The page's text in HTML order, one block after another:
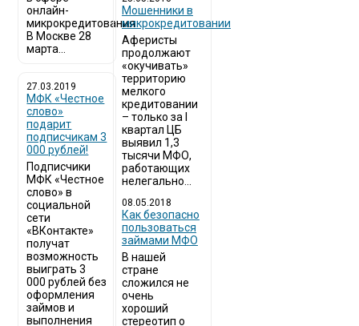
онлайн-
микрокредитования
В Москве 28
марта...
27.03.2019
МФК «Честное
слово»
подарит
подписчикам 3
000 рублей!
Подписчики
МФК «Честное
слово» в
социальной
сети
«ВКонтакте»
получат
возможность
выиграть 3
000 рублей без
оформления
займов и
выполнения
Мошенники в
микрокредитовании
Аферисты
продолжают
«окучивать»
территорию
мелкого
кредитовании
– только за I
квартал ЦБ
выявил 1,3
тысячи МФО,
работающих
нелегально...
08.05.2018
Как безопасно
пользоваться
займами МФО
В нашей
стране
сложился не
очень
хороший
стереотип о